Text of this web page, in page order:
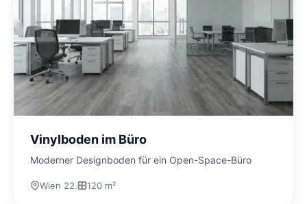
Vinylboden im Büro
Moderner Designboden für ein Open-Space-Büro
Wien 22. 120 m²